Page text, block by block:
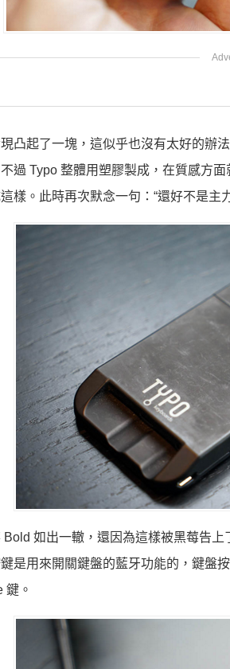
凸起了一塊，這似乎也沒有太好的辦
過 Typo 整體用塑膠製成，在質感方
樣。此時再次默念一句：“還好不是主
如出一轍，還因為這樣被黑莓告
是用來開關鍵盤的藍牙功能的，鍵盤
鍵。